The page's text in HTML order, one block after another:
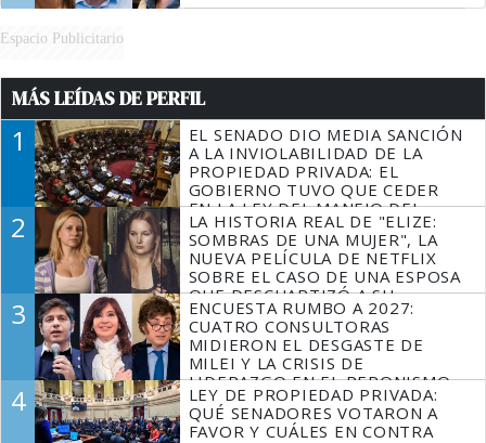
Espacio Publicitario
MÁS LEÍDAS DE PERFIL
1
EL SENADO DIO MEDIA SANCIÓN
A LA INVIOLABILIDAD DE LA
PROPIEDAD PRIVADA: EL
GOBIERNO TUVO QUE CEDER
EN LA LEY DEL MANEJO DEL
FUEGO
2
LA HISTORIA REAL DE "ELIZE:
SOMBRAS DE UNA MUJER", LA
NUEVA PELÍCULA DE NETFLIX
SOBRE EL CASO DE UNA ESPOSA
QUE DESCUARTIZÓ A SU
MARIDO
3
ENCUESTA RUMBO A 2027:
CUATRO CONSULTORAS
MIDIERON EL DESGASTE DE
MILEI Y LA CRISIS DE
LIDERAZGO EN EL PERONISMO
4
LEY DE PROPIEDAD PRIVADA:
QUÉ SENADORES VOTARON A
FAVOR Y CUÁLES EN CONTRA